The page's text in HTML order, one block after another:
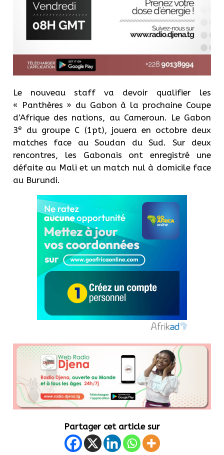
Le nouveau staff va devoir qualifier les
« Panthères » du Gabon à la prochaine Coupe
d’Afrique des nations, au Cameroun. Le Gabon
3e
du groupe C (1pt), jouera en octobre deux
matches face au Soudan du Sud. Sur deux
rencontres, les Gabonais ont enregistré une
défaite au Mali et un match nul à domicile face
au Burundi.
Partager cet article sur